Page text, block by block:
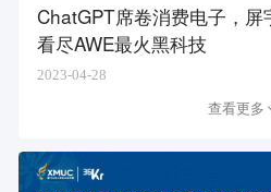
ChatGPT席卷消费电子，
看尽AWE最火黑科技
2023-04-28
查看更多